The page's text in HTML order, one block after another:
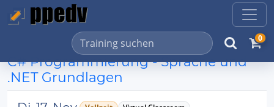
0
C# Programmierung - Sprache und
.NET Grundlagen